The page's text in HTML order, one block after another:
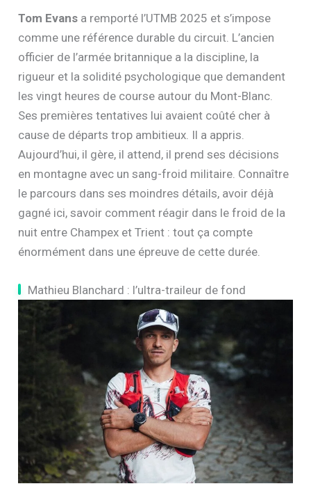
Tom Evans a remporté l’UTMB 2025 et s’impose
comme une référence durable du circuit. L’ancien
officier de l’armée britannique a la discipline, la
rigueur et la solidité psychologique que demandent
les vingt heures de course autour du Mont-Blanc.
Ses premières tentatives lui avaient coûté cher à
cause de départs trop ambitieux. Il a appris.
Aujourd’hui, il gère, il attend, il prend ses décisions
en montagne avec un sang-froid militaire. Connaître
le parcours dans ses moindres détails, avoir déjà
gagné ici, savoir comment réagir dans le froid de la
nuit entre Champex et Trient : tout ça compte
énormément dans une épreuve de cette durée.
Mathieu Blanchard : l’ultra-traileur de fond